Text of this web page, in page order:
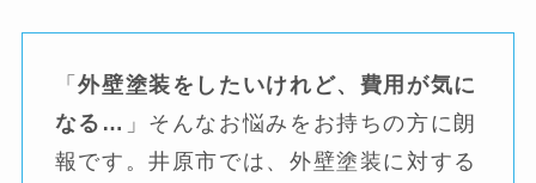
「外壁塗装をしたいけれど、費用が気に
なる… 」そんなお悩みをお持ちの方に朗
報です。井原市では、外壁塗装に対する